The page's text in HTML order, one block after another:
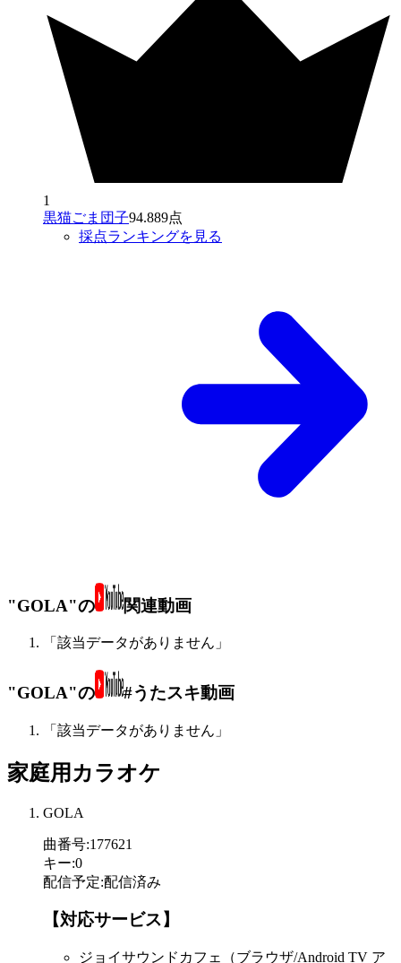
1
黒猫ごま団子94.889点
採点ランキングを見る
"GOLA"の 関連動画
「該当データがありません」
"GOLA"の #うたスキ動画
「該当データがありません」
家庭用カラオケ
GOLA
曲番号:177621
キー:0
配信予定:配信済み
【対応サービス】
ジョイサウンドカフェ（ブラウザ/Android TV ア